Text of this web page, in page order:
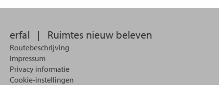
erfal | Ruimtes nieuw beleven
Routebeschrijving
Impressum
Privacy informatie
Cookie-instellingen